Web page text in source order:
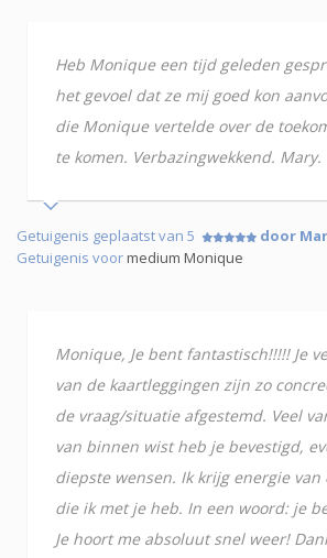
Heb Monique een tijd geleden
het gevoel dat ze mij goed kon
die Monique vertelde over de
te komen. Verbazingwekkend. Mary.
Getuigenis geplaatst van 5
door
Getuigenis voormedium Monique
Monique, Je bent fantastisch!!!!! Je
van de kaartleggingen zijn zo
de vraag/situatie afgestemd. Veel
van binnen wist heb je bevestigd,
diepste wensen. Ik krijg energie van
die ik met je heb. In een woord: je
Je hoort me absoluut snel weer!